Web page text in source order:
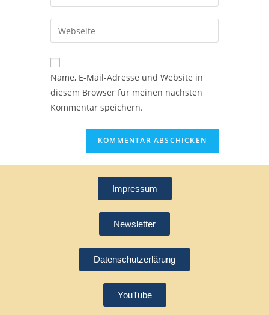
Name, E-Mail-Adresse und Website in
diesem Browser für meinen nächsten
Kommentar speichern.
Impressum
Newsletter
Datenschutzerlärung
YouTube